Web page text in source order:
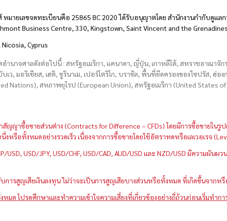
มายเลขจดทะเบียนคือ 25865 BC 2020 ได้รับอนุญาตโดย สำนักงานกำกับดูแล
Business Centre, 330, Kingstown, Saint Vincent and the Grenadines
Cyprus
นาจศาลดังต่อไปนี้ : สหรัฐอเมริกา, แคนาดา, ญี่ปุ่น, เกาหลีใต้, สหราชอาณาจั
ว, มอริเชียส, เฮติ, ซูรินาเม, เปอร์โตริโก, บราซิล, พื้นที่ยึดครองของไซปรัส, ฮ่อ
Nations), สหภาพยุโรป (European Union), สหรัฐอเมริกา (United States
ญญาซื้อขายส่วนต่าง (Contracts for Difference – CFDs) โดยมีการซื้อขายใ
หรือทั้งหมดอย่างรวดเร็ว เนื่องจากการซื้อขายโดยใช้อัตราทดหรือเลเวอเรจ
USD/JPY, USD/CHF, USD/CAD, AUD/USD และ NZD/USD มีความผัน
รสูญเสียเงินลงทุน ไม่ว่าจะเป็นการสูญเสียบางส่วนหรือทั้งหมด ที่เกิดขึ้นจากหรื
ด โปรดศึกษาและทำความเข้าใจความเสี่ยงที่เกี่ยวข้องอย่างถี่ถ้วนก่อนเริ่มทำกา